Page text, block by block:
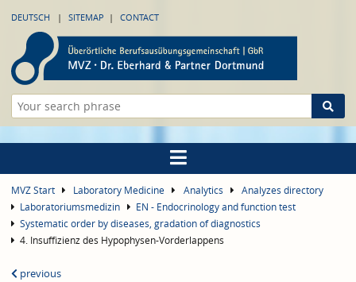
DEUTSCH SITEMAP CONTACT
MVZ Start Laboratory Medicine Analytics
Analyzes directory
Laboratoriumsmedizin
EN - Endocrinology and function test
Systematic order by diseases, gradation of diagnostics
4. Insuffizienz des Hypophysen-Vorderlappens
previous